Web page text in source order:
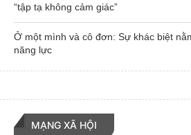
“tập tạ không cảm giác”
Ở một mình và cô đơn: Sự khác biệt
năng lực
MẠNG XÃ HỘI